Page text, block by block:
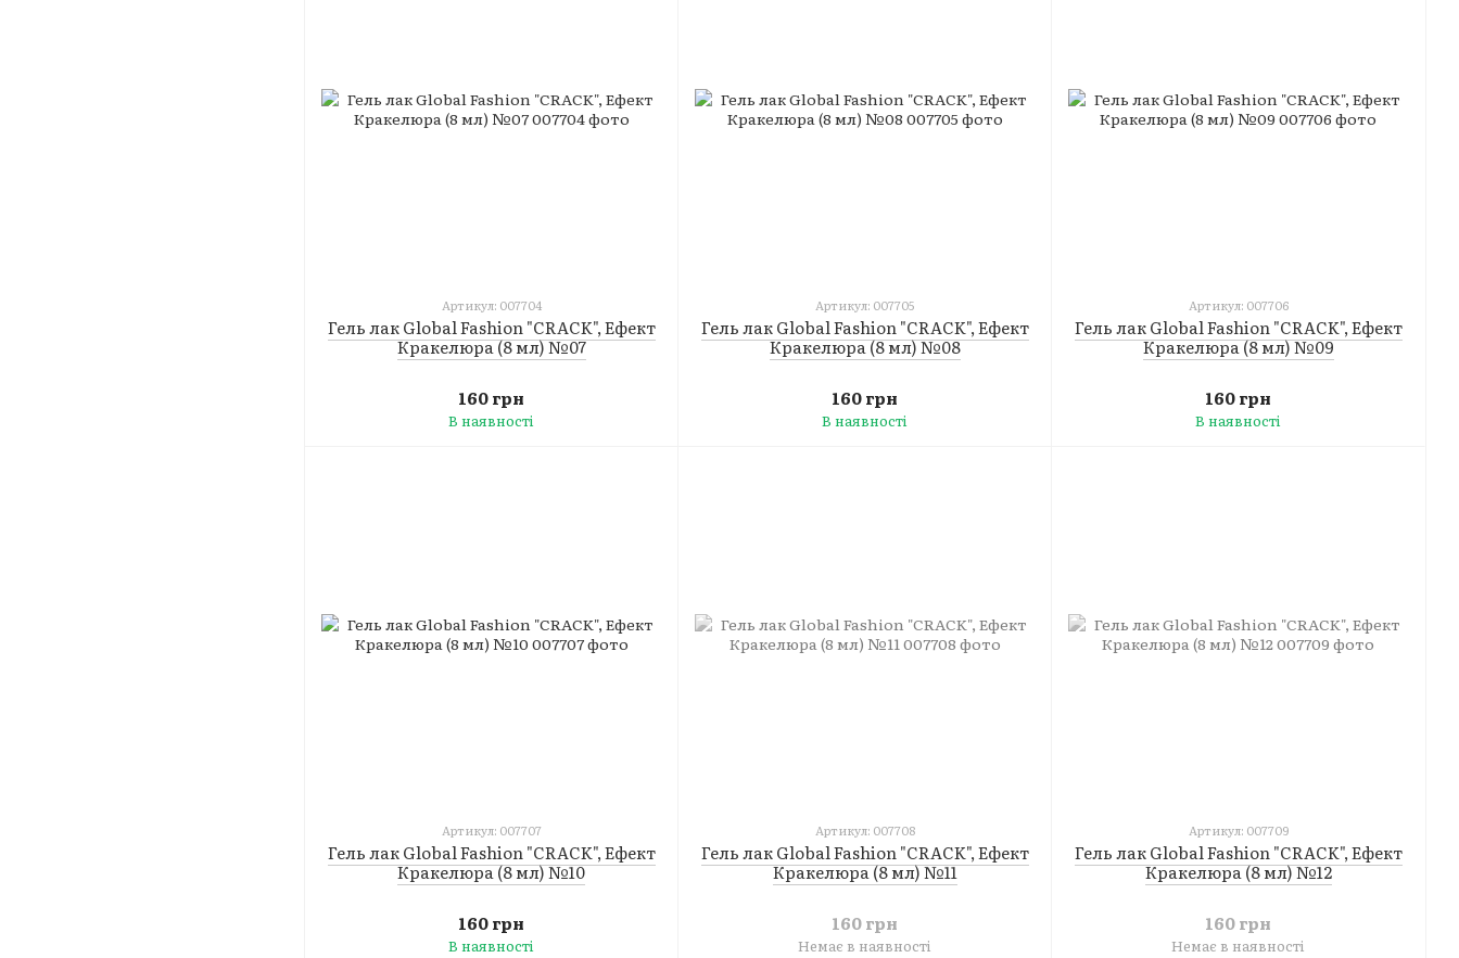
Артикул: 007704
Гель лак Global Fashion "CRACK", Ефект
Кракелюра (8 мл) №07
160 грн
В наявності
Артикул: 007705
Гель лак Global Fashion "CRACK", Ефект
Кракелюра (8 мл) №08
160 грн
В наявності
Артикул: 007706
Гель лак Global Fashion "CRACK", Ефект
Кракелюра (8 мл) №09
160 грн
В наявності
Артикул: 007707
Гель лак Global Fashion "CRACK", Ефект
Кракелюра (8 мл) №10
160 грн
В наявності
Артикул: 007708
Гель лак Global Fashion "CRACK", Ефект
Кракелюра (8 мл) №11
160 грн
Немає в наявності
Артикул: 007709
Гель лак Global Fashion "CRACK", Ефект
Кракелюра (8 мл) №12
160 грн
Немає в наявності